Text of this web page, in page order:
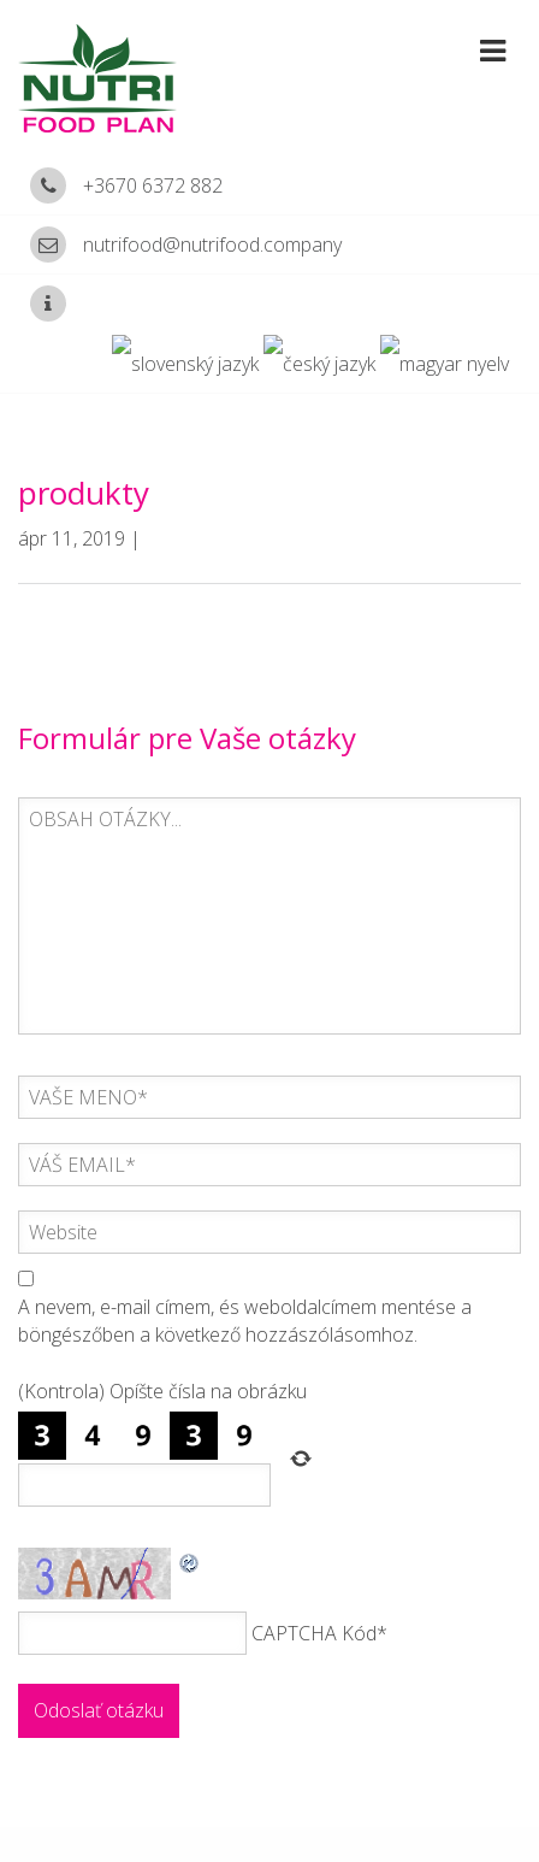
+3670 6372 882
nutrifood@nutrifood.company
produkty
ápr 11, 2019 |
Formulár pre Vaše otázky
A nevem, e-mail címem, és weboldalcímem mentése a
böngészőben a következő hozzászólásomhoz.
(Kontrola) Opíšte čísla na obrázku
CAPTCHA Kód*